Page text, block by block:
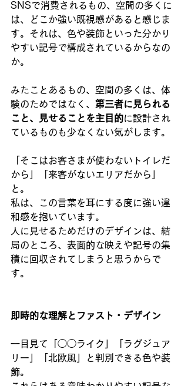
SNSで消費されるもの、空間の多くに
は、どこか強い既視感があると感じま
す。それは、色や装飾といった分かり
やすい記号で構成されているからなの
か。
みたことあるもの、空間の多くは、体
験のためではなく、 第三者に見られる
こと、見せることを主目的に設計され
ているものも少なくない気がします。
「そこはお客さまが使わないトイレだ
から」「来客がないエリアだから」
と。
私は、この言葉を耳にする度に強い違
和感を抱いています。
人に見せるためだけのデザインは、結
局のところ、表面的な映えや記号の集
積に回収されてしまうと思うからで
す。
即時的な理解とファスト・デザイン
一目見て「◯◯ライク」「ラグジュア
リー」「北欧風」と判別できる色や装
飾。